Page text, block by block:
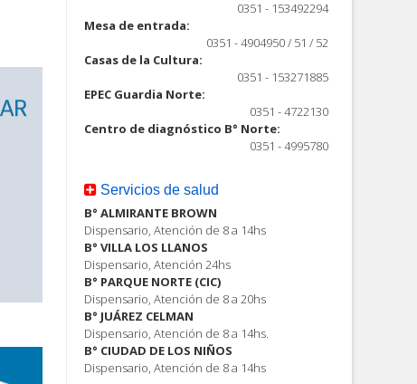
0351 - 153492294
Mesa de entrada:
0351 - 4904950 / 51 / 52
Casas de la Cultura:
0351 - 153271885
EPEC Guardia Norte:
0351 - 4722130
Centro de diagnóstico B° Norte:
0351 - 4995780
Servicios de salud
B° ALMIRANTE BROWN
Dispensario, Atención de 8 a 14hs
B° VILLA LOS LLANOS
Dispensario, Atención 24hs
B° PARQUE NORTE (CIC)
Dispensario, Atención de 8 a 20hs
B° JUÁREZ CELMAN
Dispensario, Atención de 8 a 14hs.
B° CIUDAD DE LOS NIÑOS
Dispensario, Atención de 8 a 14hs